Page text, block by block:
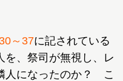
～37に記されている
を、祭司が無視し、レ
人になったのか？ こ